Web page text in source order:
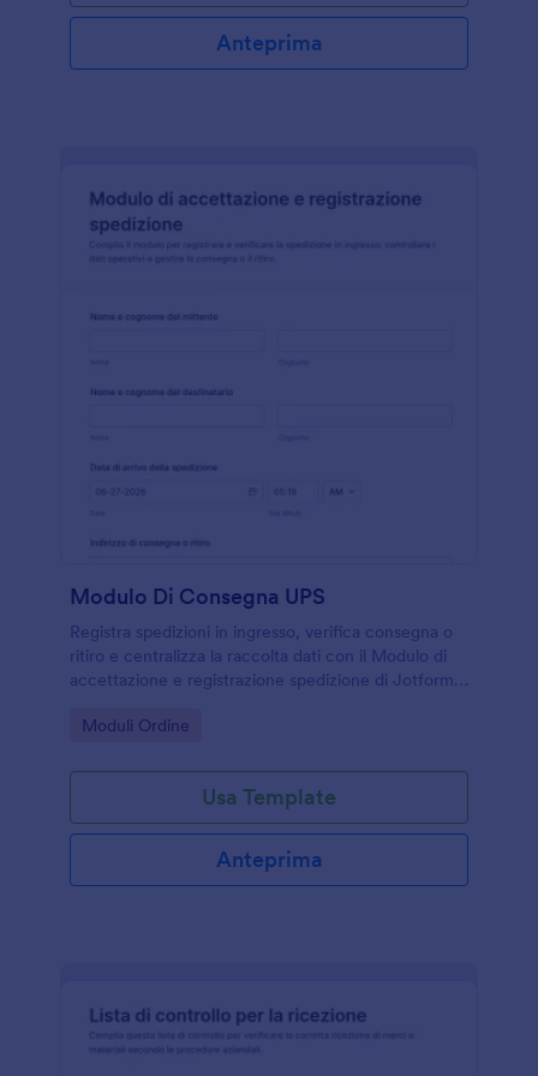
Anteprima
Modulo Di Consegna UPS
Registra spedizioni in ingresso, verifica consegna o
ritiro e centralizza la raccolta dati con il Modulo di
accettazione e registrazione spedizione di Jotform,
Go to Category:
Moduli Ordine
Usa Template
Anteprima